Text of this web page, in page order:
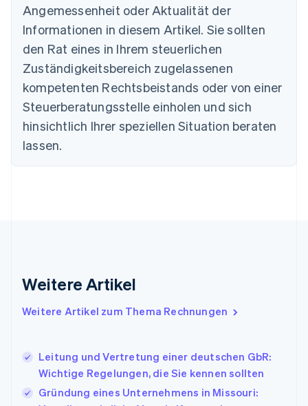
Angemessenheit oder Aktualität der
Informationen in diesem Artikel. Sie sollten
den Rat eines in Ihrem steuerlichen
Zuständigkeitsbereich zugelassenen
kompetenten Rechtsbeistands oder von einer
Steuerberatungsstelle einholen und sich
hinsichtlich Ihrer speziellen Situation beraten
lassen.
Weitere Artikel
Weitere Artikel zum Thema Rechnungen
Leitung und Vertretung einer deutschen GbR:
Wichtige Regelungen, die Sie kennen sollten
Gründung eines Unternehmens in Missouri:
Belgien
NederlandsFrançaisDeutschEnglish
Português English
Bulgarien
English
Dänemark
English
Deutschland
Estland
English
Griechenland
English
Italien
ItalianoEnglish